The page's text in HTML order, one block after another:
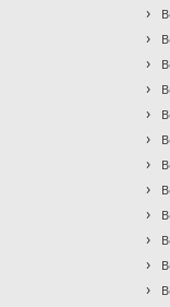
›
›
›
›
›
›
›
›
›
›
›
›